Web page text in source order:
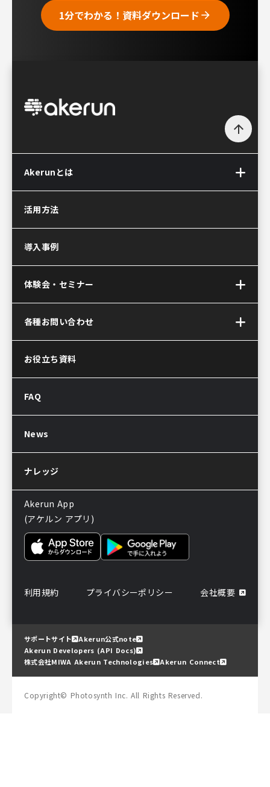
1分でわかる！資料ダウンロード arrow_forward
arrow_upward
Akerunとは
Akerun(アケルン)とは
Akerunコントローラー
Akerun Connect
(アケルンコネクト)
選ばれる理由
活用方法
導入事例
体験会・セミナー
オンラインセミナー
各種お問い合わせ
お問い合わせ
Akerunお見積り依頼
販売パートナー制度
導入後のよくある質問
お役立ち資料
FAQ
News
ナレッジ
Akerun App
(アケルン アプリ)
利用規約 プライバシーポリシー 会社概要
サポートサイト
Akerun公式note
Akerun Developers (API Docs)
株式会社MIWA Akerun Technologies
Akerun Connect
Copyright© Photosynth Inc. All Rights Reserved.